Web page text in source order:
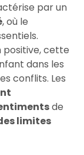
par un
, où le
positive, cette
dans les
conflits. Les
de
limites